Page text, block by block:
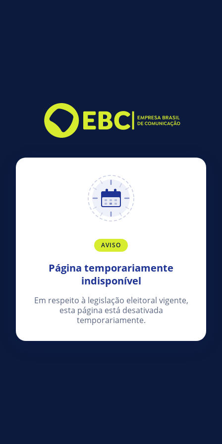
AVISO
Página temporariamente
indisponível
Em respeito à legislação eleitoral vigente,
esta página está desativada
temporariamente.